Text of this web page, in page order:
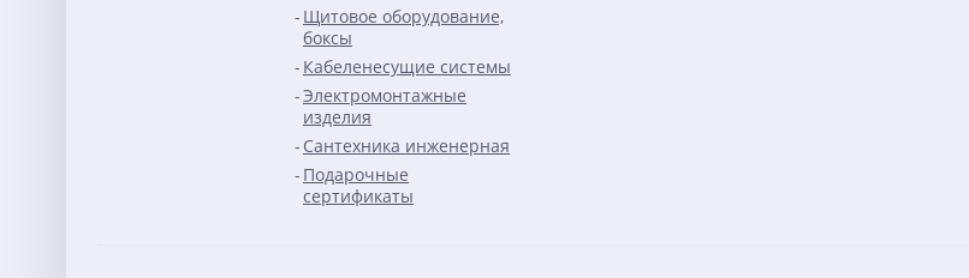
Щитовое оборудование,
боксы
Кабеленесущие системы
Электромонтажные
изделия
Сантехника инженерная
Подарочные
сертификаты